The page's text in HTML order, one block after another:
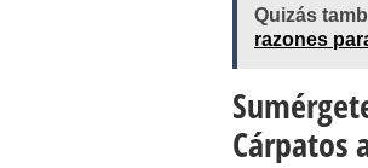
Quizás
razones
Cárpatos